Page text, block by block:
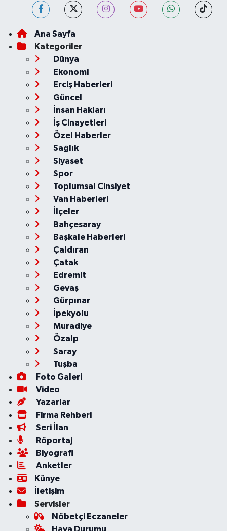
Ana Sayfa
Kategoriler
Dünya
Ekonomi
Erciş Haberleri
Güncel
İnsan Hakları
İş Cinayetleri
Özel Haberler
Sağlık
Siyaset
Spor
Toplumsal Cinsiyet
Van Haberleri
İlçeler
Bahçesaray
Başkale Haberleri
Çaldıran
Çatak
Edremit
Gevaş
Gürpınar
İpekyolu
Muradiye
Özalp
Saray
Tuşba
Foto Galeri
Video
Yazarlar
Firma Rehberi
Seri İlan
Röportaj
Biyografi
Anketler
Künye
İletişim
Servisler
Nöbetçi Eczaneler
Hava Durumu